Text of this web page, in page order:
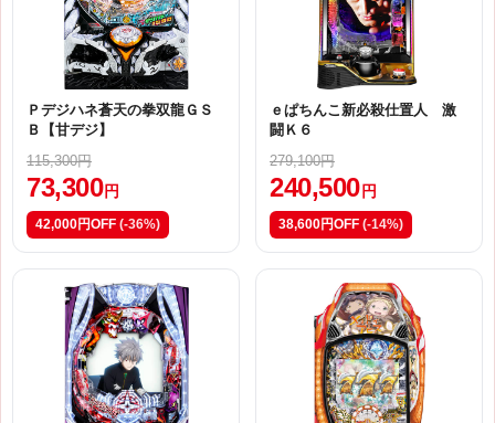
Ｐデジハネ蒼天の拳双龍ＧＳ
Ｂ【甘デジ】
115,300円
73,300 円
42,000円OFF (-36%)
ｅぱちんこ新必殺仕置人 激
闘Ｋ６
279,100円
240,500 円
38,600円OFF (-14%)